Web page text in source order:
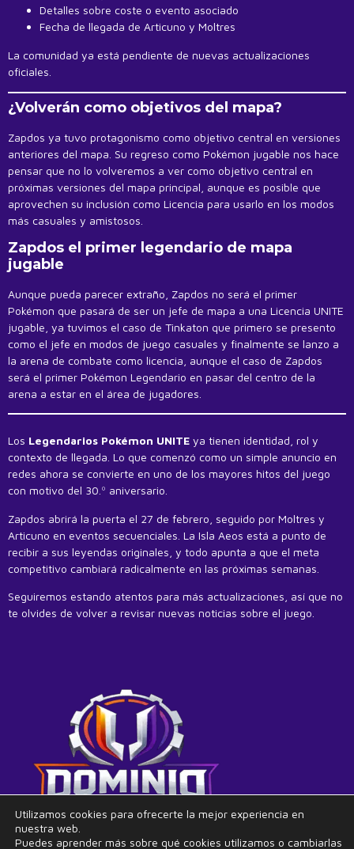
Detalles sobre coste o evento asociado
Fecha de llegada de Articuno y Moltres
La comunidad ya está pendiente de nuevas actualizaciones
oficiales.
¿Volverán como objetivos del mapa?
Zapdos ya tuvo protagonismo como objetivo central en versiones
anteriores del mapa. Su regreso como Pokémon jugable nos hace
pensar que no lo volveremos a ver como objetivo central en
próximas versiones del mapa principal, aunque es posible que
aprovechen su inclusión como Licencia para usarlo en los modos
más casuales y amistosos.
Zapdos el primer legendario de mapa
jugable
Aunque pueda parecer extraño, Zapdos no será el primer
Pokémon que pasará de ser un jefe de mapa a una Licencia UNITE
jugable, ya tuvimos el caso de Tinkaton que primero se presento
como el jefe en modos de juego casuales y finalmente se lanzo a
la arena de combate como licencia, aunque el caso de Zapdos
será el primer Pokémon Legendario en pasar del centro de la
arena a estar en el área de jugadores.
Los Legendarios Pokémon UNITE ya tienen identidad, rol y
contexto de llegada. Lo que comenzó como un simple anuncio en
redes ahora se convierte en uno de los mayores hitos del juego
con motivo del 30.º aniversario.
Zapdos abrirá la puerta el 27 de febrero, seguido por Moltres y
Articuno en eventos secuenciales. La Isla Aeos está a punto de
recibir a sus leyendas originales, y todo apunta a que el meta
competitivo cambiará radicalmente en las próximas semanas.
Seguiremos estando atentos para más actualizaciones, así que no
te olvides de volver a revisar nuevas noticias sobre el juego.
Utilizamos cookies para ofrecerte la mejor experiencia en
nuestra web.
Puedes aprender más sobre qué cookies utilizamos o cambiarlas